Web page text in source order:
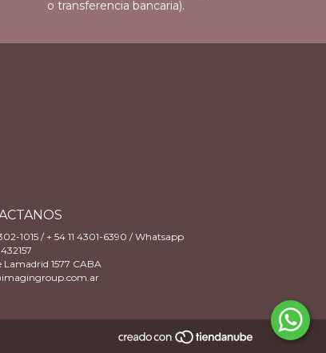
o transferencia bancaria).
1015 / + 54 11 4301-6390 / Whatsapp
Lamadrid 1577 CABA